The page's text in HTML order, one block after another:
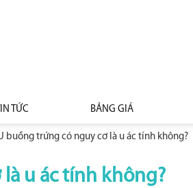
TỨC BẢNG GIÁ
buồng trứng có nguy cơ là u ác tính không?
u ác tính không?